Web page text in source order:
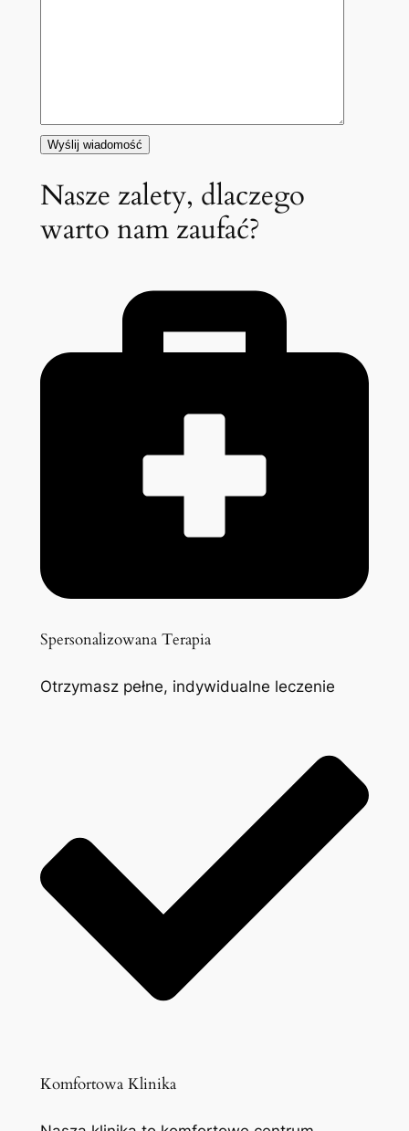
Nasze zalety, dlaczego
warto nam zaufać?
Spersonalizowana Terapia
Otrzymasz pełne, indywidualne leczenie
Komfortowa Klinika